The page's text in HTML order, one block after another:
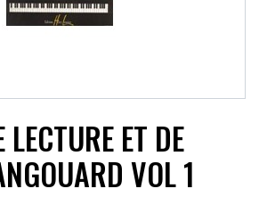
ET DE
VOL 1
ACCESSOIRES
PROMOTIONS